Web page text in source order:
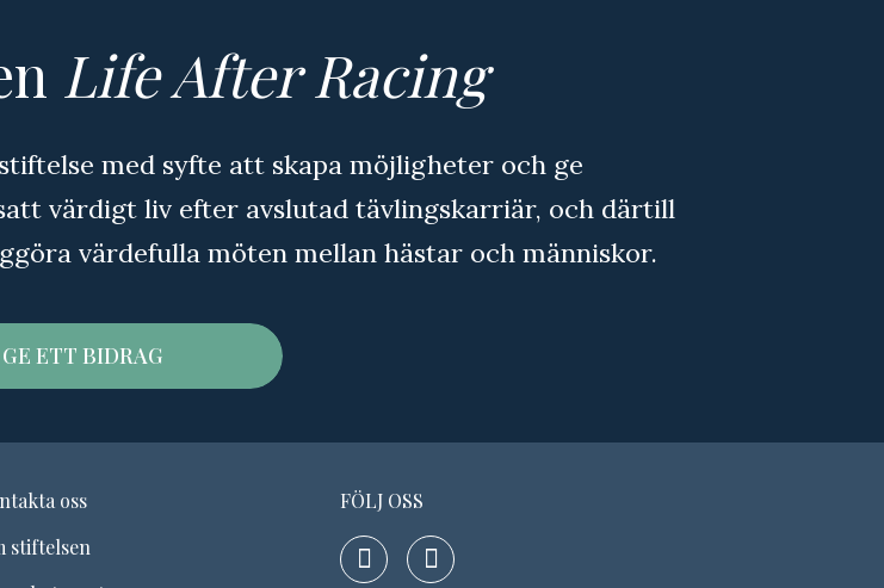
Life After Racing
med syfte att skapa möjligheter och ge
värdigt liv efter avslutad tävlingskarriär, och därtill
värdefulla möten mellan hästar och människor.
GE ETT BIDRAG
oss
stiftelsen
FÖLJ OSS